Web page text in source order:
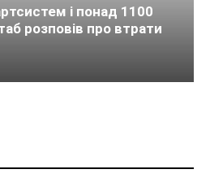
і понад 1100
розповів про втрати